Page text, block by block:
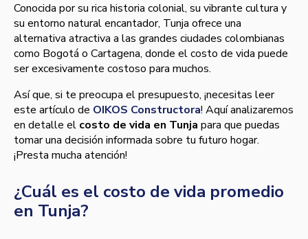
Conocida por su rica historia colonial, su vibrante cultura y
su entorno natural encantador, Tunja ofrece una
alternativa atractiva a las grandes ciudades colombianas
como Bogotá o Cartagena, donde el costo de vida puede
ser excesivamente costoso para muchos.
Así que, si te preocupa el presupuesto, ¡necesitas leer
este artículo de OIKOS Constructora! Aquí analizaremos
en detalle el costo de vida en Tunja para que puedas
tomar una decisión informada sobre tu futuro hogar.
¡Presta mucha atención!
¿Cuál es el costo de vida promedio
en Tunja?